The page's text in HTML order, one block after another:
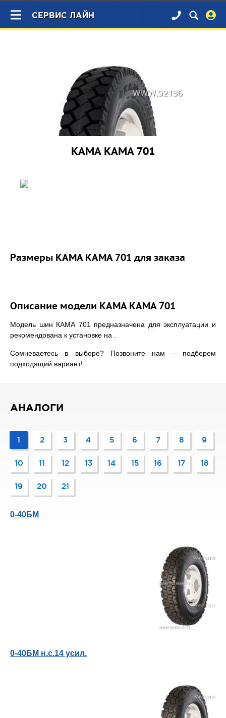
×
СЕРВИС ЛАЙН
КАМА КАМА 701
Размеры КАМА КАМА 701 для заказа
Описание модели КАМА КАМА 701
Модель шин КАМА 701 предназначена для эксплуатации и
рекомендована к установке на .
Сомневаетесь в выборе? Позвоните нам – подберем
подходящий вариант!
АНАЛОГИ
1 2 3 4 5 6 7 8 9
10 11 12 13 14 15 16 17 18
19 20 21
0-40БМ
0-40БМ н.с.14 усил.